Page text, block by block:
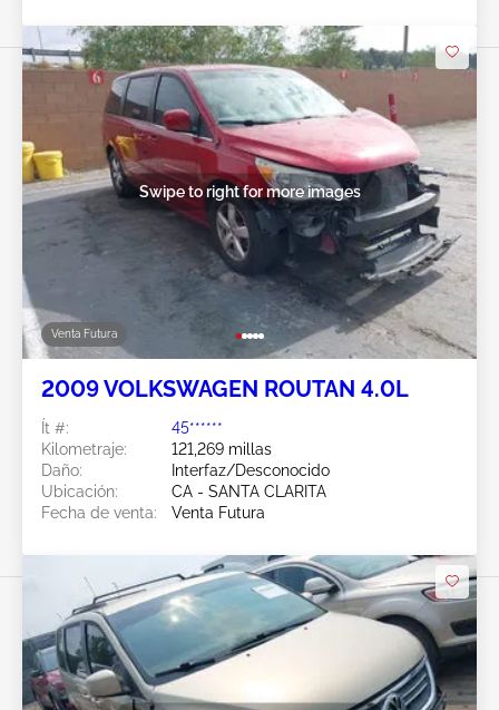
Venta Futura
Swipe to right for more images
2009 VOLKSWAGEN ROUTAN 4.0L
Ít #:
45******
Kilometraje:
121,269 millas
Daño:
Interfaz/Desconocido
Ubicación:
CA - SANTA CLARITA
Fecha de venta:
Venta Futura